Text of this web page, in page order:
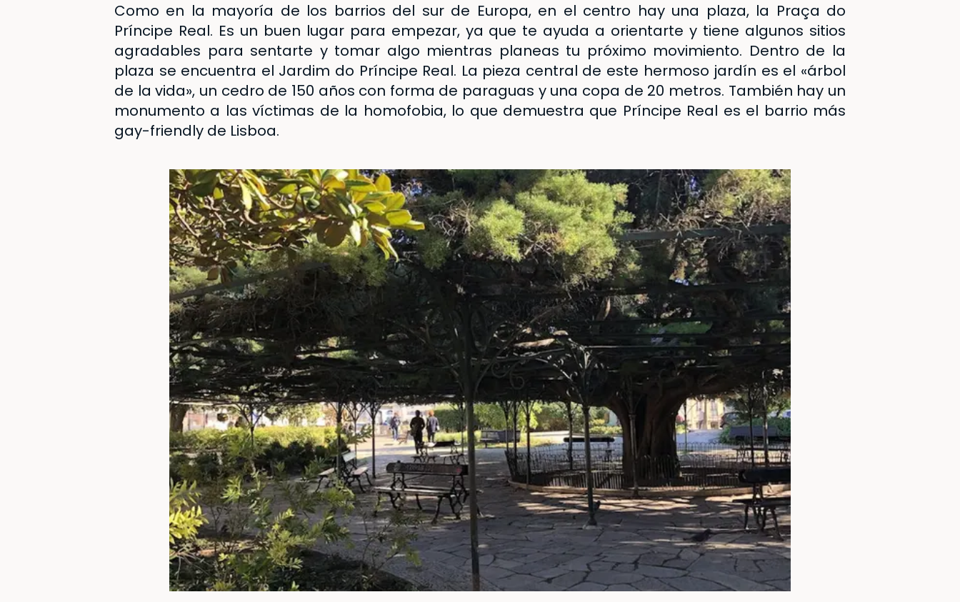
Como en la mayoría de los barrios del sur de Europa, en el centro hay una plaza, la Praça do
Príncipe Real. Es un buen lugar para empezar, ya que te ayuda a orientarte y tiene algunos sitios
agradables para sentarte y tomar algo mientras planeas tu próximo movimiento. Dentro de la
plaza se encuentra el Jardim do Príncipe Real. La pieza central de este hermoso jardín es el «árbol
de la vida», un cedro de 150 años con forma de paraguas y una copa de 20 metros. También hay un
monumento a las víctimas de la homofobia, lo que demuestra que Príncipe Real es el barrio más
gay-friendly de Lisboa.